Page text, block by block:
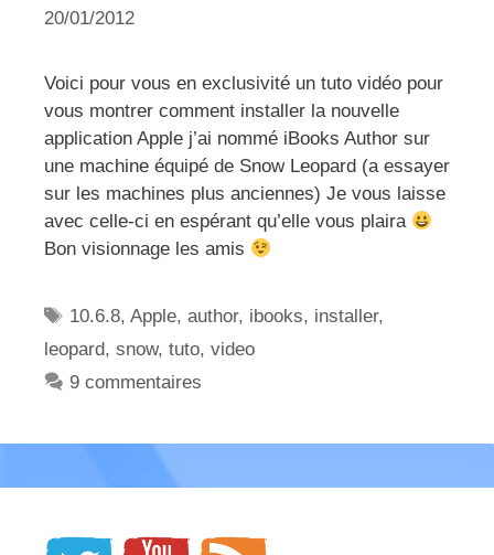
20/01/2012
Voici pour vous en exclusivité un tuto vidéo pour
vous montrer comment installer la nouvelle
application Apple j’ai nommé iBooks Author sur
une machine équipé de Snow Leopard (a essayer
sur les machines plus anciennes) Je vous laisse
avec celle-ci en espérant qu’elle vous plaira
Bon visionnage les amis
Étiquettes
10.6.8,Apple,author, ibooks, installer,
leopard, snow, tuto, video
9 commentaires